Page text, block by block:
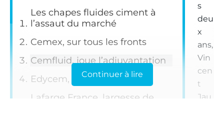
Les chapes fluides ciment à
l’assaut du marché
Cemex, sur tous les fronts
Cemfluid, joue l’adjuvantation
Edycem, la connectivité
Lafarge France, largesse de
s
deu
x
ans,
Vin
cen
t
Jau
Continuer à lire